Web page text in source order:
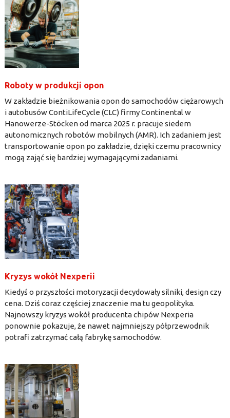
Roboty w produkcji opon
W zakładzie bieżnikowania opon do samochodów ciężarowych
i autobusów ContiLifeCycle (CLC) firmy Continental w
Hanowerze-Stöcken od marca 2025 r. pracuje siedem
autonomicznych robotów mobilnych (AMR). Ich zadaniem jest
transportowanie opon po zakładzie, dzięki czemu pracownicy
mogą zająć się bardziej wymagającymi zadaniami.
Kryzys wokół Nexperii
Kiedyś o przyszłości motoryzacji decydowały silniki, design czy
cena. Dziś coraz częściej znaczenie ma tu geopolityka.
Najnowszy kryzys wokół producenta chipów Nexperia
ponownie pokazuje, że nawet najmniejszy półprzewodnik
potrafi zatrzymać całą fabrykę samochodów.